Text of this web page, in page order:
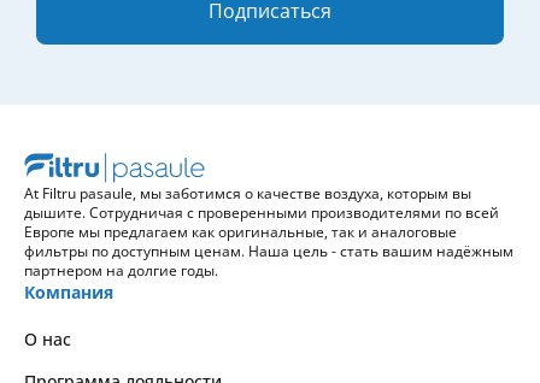
Подписаться
At Filtru pasaule, мы заботимся о качестве воздуха, которым вы
дышите. Сотрудничая с проверенными производителями по всей
Европе мы предлагаем как оригинальные, так и аналоговые
фильтры по доступным ценам. Наша цель - стать вашим надёжным
партнером на долгие годы.
Компания
О нас